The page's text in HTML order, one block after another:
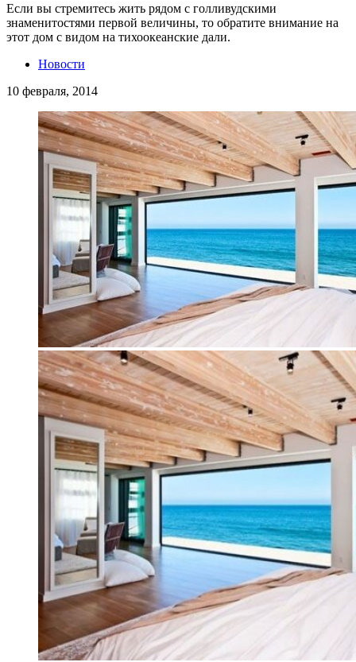
Если вы стремитесь жить рядом с голливудскими
знаменитостями первой величины, то обратите внимание на
этот дом с видом на тихоокеанские дали.
Новости
10 февраля, 2014